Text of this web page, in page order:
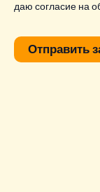
даю согласие на
Отправить